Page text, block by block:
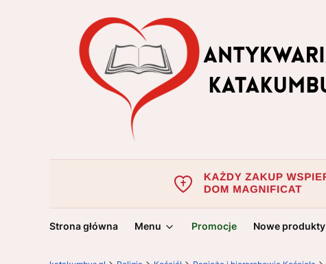
Strona główna Menu Promocje Nowe produkty